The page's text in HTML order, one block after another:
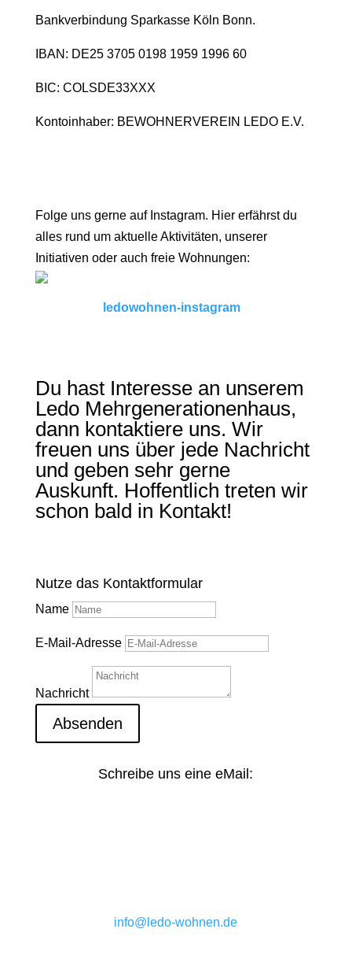
Bankverbindung Sparkasse Köln Bonn.
IBAN: DE25 3705 0198 1959 1996 60
BIC: COLSDE33XXX
Kontoinhaber: BEWOHNERVEREIN LEDO E.V.
Folge uns gerne auf Instagram. Hier erfährst du
alles rund um aktuelle Aktivitäten, unserer
Initiativen oder auch freie Wohnungen:
ledowohnen-instagram
Du hast Interesse an unserem
Ledo Mehrgenerationenhaus,
dann kontaktiere uns. Wir
freuen uns über jede Nachricht
und geben sehr gerne
Auskunft. Hoffentlich treten wir
schon bald in Kontakt!
Nutze das Kontaktformular
Name
E-Mail-Adresse
Nachricht
Absenden
Schreibe uns eine eMail:
info@ledo-wohnen.de